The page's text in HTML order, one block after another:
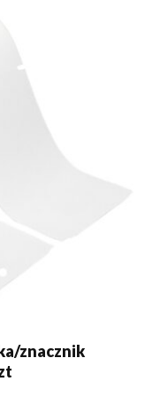
znacznik